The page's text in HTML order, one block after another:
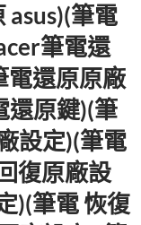
asus)(筆電
筆電還
電還原原廠
還原鍵)(筆
設定)(筆電
復原廠設
)(筆電 恢復